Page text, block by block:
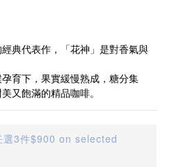
典代表作，「花神」是對香氣與
育下，果實緩慢熟成，糖分集
又飽滿的精品咖啡。
選3件$900 on selected